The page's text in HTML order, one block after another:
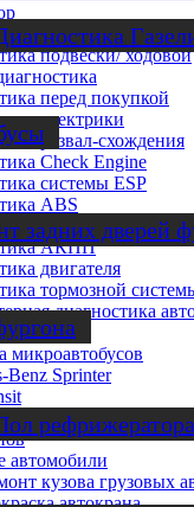
задних дверей
рефрижератора
подвески/ ходовой
перед покупкой
электрики
развал-схождения
Check Engine
системы ESP
ABS
ЭБУ
АКПП
двигателя
тормозной
диагностика
микроавтобусов
Benz Sprinter
автомобили
кузова грузовых
автокрана